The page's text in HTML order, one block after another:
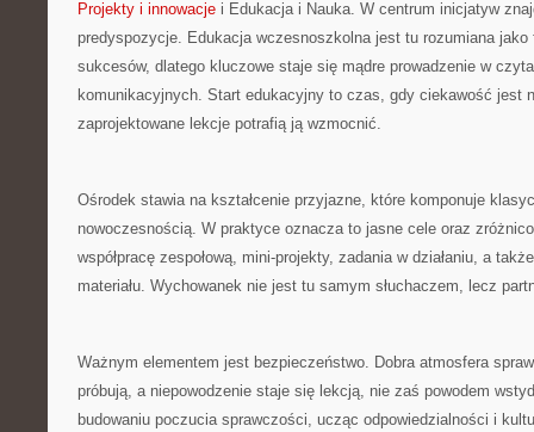
Projekty i innowacje i Edukacja i Nauka. W centrum inicjatyw
predyspozycje. Edukacja wczesnoszkolna jest tu rozumiana jako
sukcesów, dlatego kluczowe staje się mądre prowadzenie w
komunikacyjnych. Start edukacyjny to czas, gdy ciekawość jest
zaprojektowane lekcje potrafią ją wzmocnić.
Ośrodek stawia na kształcenie przyjazne, które komponuje
nowoczesnością. W praktyce oznacza to jasne cele oraz
współpracę zespołową, mini-projekty, zadania w działaniu, a
materiału. Wychowanek nie jest tu samym słuchaczem, lecz
Ważnym elementem jest bezpieczeństwo. Dobra atmosfera
próbują, a niepowodzenie staje się lekcją, nie zaś powodem
budowaniu poczucia sprawczości, ucząc odpowiedzialności i